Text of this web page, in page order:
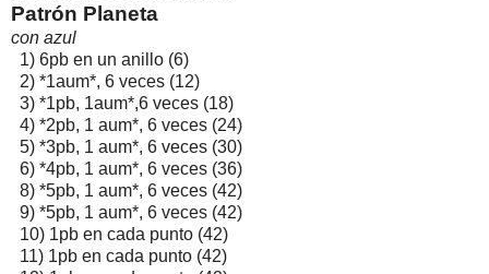
Patrón Planeta
con azul
1) 6pb en un anillo (6)
2) *1aum*, 6 veces (12)
3) *1pb, 1aum*,6 veces (18)
4) *2pb, 1 aum*, 6 veces (24)
5) *3pb, 1 aum*, 6 veces (30)
6) *4pb, 1 aum*, 6 veces (36)
8) *5pb, 1 aum*, 6 veces (42)
9) *5pb, 1 aum*, 6 veces (42)
10) 1pb en cada punto (42)
11) 1pb en cada punto (42)